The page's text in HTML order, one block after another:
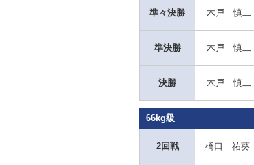
準々決勝 木戸 慎二
準決勝 木戸 慎二
決勝 木戸 慎二
66kg級
2回戦 橋口 祐葵